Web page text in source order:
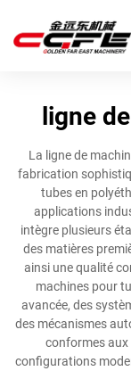
ligne
La ligne de
fabrication
tubes en
applications
intègre plusieurs
des matières
ainsi une qualité
machines pour
avancée, des
des mécanismes
conformes aux
configurations